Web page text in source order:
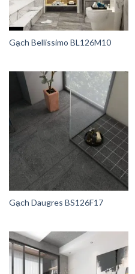
Gạch Bellissimo BL126M10
Gạch Daugres BS126F17